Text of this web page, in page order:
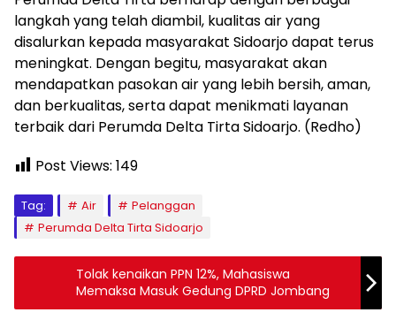
langkah yang telah diambil, kualitas air yang
disalurkan kepada masyarakat Sidoarjo dapat terus
meningkat. Dengan begitu, masyarakat akan
mendapatkan pasokan air yang lebih bersih, aman,
dan berkualitas, serta dapat menikmati layanan
terbaik dari Perumda Delta Tirta Sidoarjo. (Redho)
Post Views: 149
Tag: Air
Pelanggan
Perumda Delta Tirta Sidoarjo
Tolak kenaikan PPN 12%, Mahasiswa
Memaksa Masuk Gedung DPRD Jombang